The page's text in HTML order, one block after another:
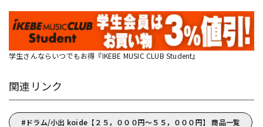
学生さんならいつでもお得『IKEBE MUSIC CLUB Student』
関連リンク
ドラム/小出 koide【２５，０００円～５５，０００円】 商品一覧